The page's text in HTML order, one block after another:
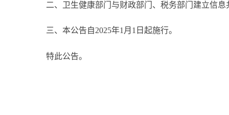
二、卫生健康部门与财政部门、税务部门建立信息
三、本公告自2025年1 月 1 日起施行。
特此公告。